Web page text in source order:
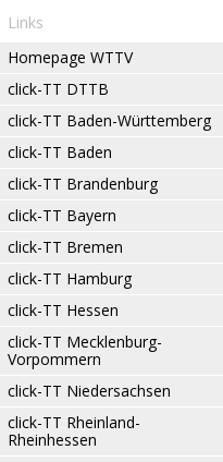
Links
Homepage WTTV
click-TT DTTB
click-TT Baden-Württemberg
click-TT Baden
click-TT Brandenburg
click-TT Bayern
click-TT Bremen
click-TT Hamburg
click-TT Hessen
click-TT Mecklenburg-
Vorpommern
click-TT Niedersachsen
click-TT Rheinland-
Rheinhessen